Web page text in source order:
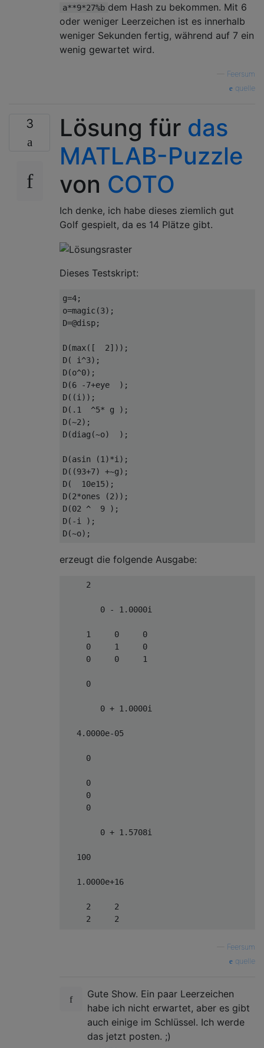
a**9*27%b dem Hash zu bekommen. Mit 6
oder weniger Leerzeichen ist es innerhalb
weniger Sekunden fertig, während auf 7 ein
wenig gewartet wird.
Feersum
quelle
3 Lösung für das
MATLAB-Puzzle
von COTO
Ich denke, ich habe dieses ziemlich gut
Golf gespielt, da es 14 Plätze gibt.
Dieses Testskript:
g=4;
o=magic(3);
D=@disp;
D(max([  2]));
D( i^3);
D(o^0);
D(6 -7+eye  );
D((i));
D(.1  ^5* g );
D(~2);
D(diag(~o)  );
D(asin (1)*i);
D((93+7) +~g);
D(  10e15);
D(2*ones (2));
D(02 ^  9 );
D(-i );
erzeugt die folgende Ausgabe:
     2
        0 - 1.0000i
     1     0     0
     0     1     0
     0     0     1
     0
        0 + 1.0000i
   4.0000e-05
     0
     0
     0
     0
        0 + 1.5708i
   100
   1.0000e+16
     2     2
     2     2
     0     0     0
     0     0     0
Feersum
quelle
Gute Show. Ein paar Leerzeichen
habe ich nicht erwartet, aber es gibt
auch einige im Schlüssel. Ich werde
das jetzt posten. ;)